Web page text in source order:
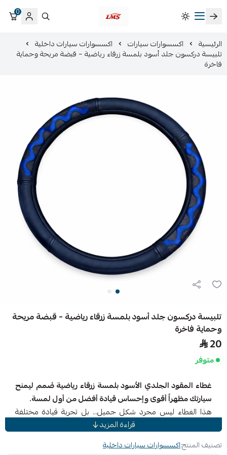
متجر لمسات الشرقية لزينة سيارات LMS
0
الرئيسية اكسسوارات سيارات اكسسوارات سيارات داخلية
تلبيسة دركسون جلد أسود بلمسة زرقاء رياضية – قبضة مريحة وحماية
فاخرة
تلبيسة دركسون جلد أسود بلمسة زرقاء رياضية – قبضة مريحة
وحماية فاخرة
20
متوفر
غطاء المقود الجلدي الأسود بلمسة زرقاء رياضية صُمم ليمنح
سيارتك مظهراً أقوى وإحساس قيادة أفضل من أول لمسة.
هذا الغطاء ليس مجرد شكل جميل… بل تجربة قيادة مختلفة
تفاصيل زرقاء رياضية مانعة للانزلاق على الجانبين تمنحك تحكماً
قراءة المزيد
تصنيف المنتج:اكسسوارات سيارات داخلية